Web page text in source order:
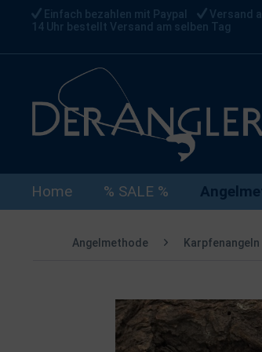
Einfach bezahlen mit Paypal Versand
14 Uhr bestellt Versand am selben Tag
Home % SALE %
Angelmethode Karpfenangeln